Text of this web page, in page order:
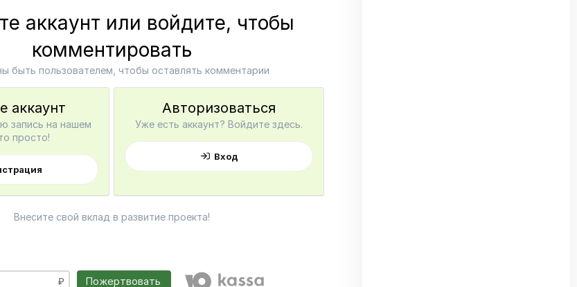
аккаунт или войдите, чтобы
комментировать
быть пользователем, чтобы оставлять комментарии
аккаунт
запись на нашем
просто!
Авторизоваться
Уже есть аккаунт? Войдите здесь.
Вход
Внесите свой вклад в развитие проекта!
Пожертвовать